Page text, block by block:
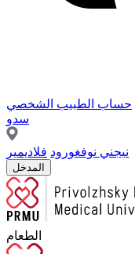
حساب الطبيب الشخصي
سدو
نيجني نوفغورود فلاديمير
المدخل
الطعام